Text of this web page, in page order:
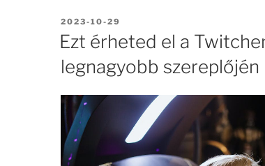
BEKÜLDVE:
2023-10-29
Ezt érheted el a
legnagyobb szereplőjén